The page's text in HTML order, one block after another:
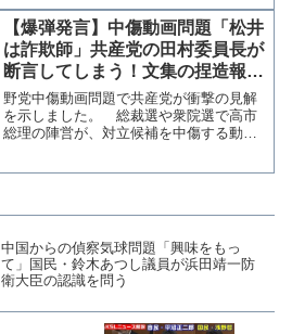
【爆弾発言】中傷動画問題「松井
は詐欺師」共産党の田村委員長が
断言してしまう！文集の捏造報道
に踊らされた立憲は涙目【KSLチ
ャンネル】
野党中傷動画問題で共産党が衝撃の見解
を示しました。 総裁選や衆院選で高市
総理の陣営が、対立候補を中傷する動画
中国からの偵察気球問題「興味をもっ
て」国民・鈴木あつし議員が浜田靖一防
衛大臣の認識を問う